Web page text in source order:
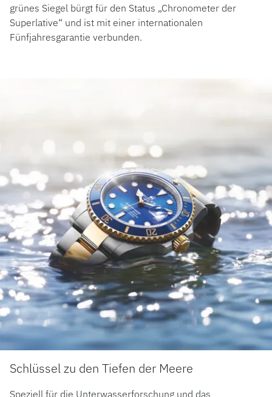
grünes Siegel bürgt für den Status „Chronometer der
Superlative“ und ist mit einer internationalen
Fünfjahresgarantie verbunden.
Schlüssel zu den Tiefen der Meere
Speziell für die Unterwasserforschung und das